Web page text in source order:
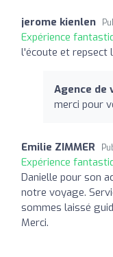
jerome kienlen
Expérience
l'écoute et repsect
Agence de
merci pour
Emilie ZIMMER
Expérience
Danielle pour son
notre voyage.
sommes laissé
Merci.